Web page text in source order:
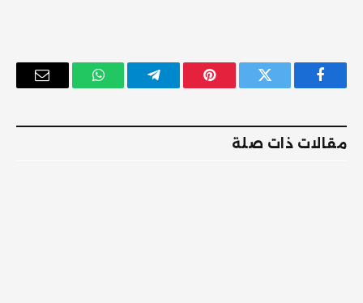
فيسبوك تويتر بينتيريستتيلقرام واتساب
البريد
مقالات ذات صلة